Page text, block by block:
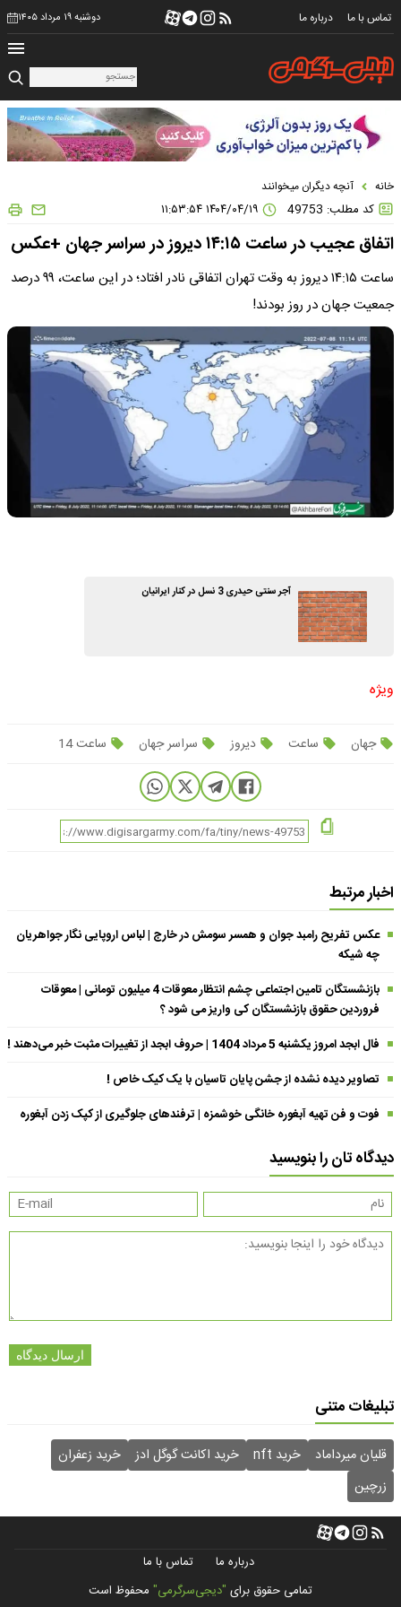
تماس با ما درباره ما دوشنبه ۱۹ مرداد ۱۴۰۵
خانه آنچه دیگران میخوانند
کد مطلب: 49753
اتفاق عجیب در ساعت ١۴:١۵ دیروز در سراسر جهان +عکس
ساعت ١۴:١۵ دیروز به وقت تهران اتفاقی نادر افتاد؛ در این ساعت، ٩۹ درصد
جمعیت جهان در روز بودند!
آجر سنتی حیدری 3 نسل در کنار ایرانیان
ویژه
جهان ساعت دیروز سراسر جهان ساعت 14
اخبار مرتبط
عکس تفریح رامبد جوان و همسر سومش در خارج | لباس اروپایی نگار جواهریان
چه شیکه
بازنشستگان تامین اجتماعی چشم انتظار معوقات 4 میلیون تومانی | معوقات
فروردین حقوق بازنشستگان کی واریز می شود ؟
فال ابجد امروز یکشنبه 5 مرداد 1404 | حروف ابجد از تغییرات مثبت خبر می‌دهند !
تصاویر دیده نشده از جشن پایان تاسیان با یک کیک خاص !
فوت و فن تهیه آبغوره خانگی خوشمزه | ترفندهای جلوگیری از کپک زدن آبغوره
دیدگاه تان را بنویسید
ارسال دیدگاه
تبلیغات متنی
قلیان میرداماد خرید nft خرید اکانت گوگل ادز
خرید زعفران
زرچین
درباره ما
تماس با ما
تمامی حقوق برای "دیجی‌سرگرمی" محفوظ است